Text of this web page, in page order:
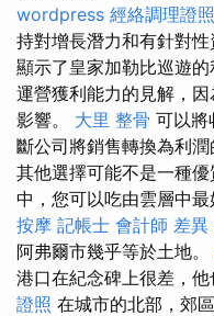
wordpress 經絡調理證照
持對增長潛力和有針對性
顯示了皇家加勒比巡遊
運營獲利能力的見解，
影響。 大里 整骨 可以將
斷公司將銷售轉換為利
其他選擇可能不是一種
中，您可以吃由雲層中
按摩 記帳士 會計師 差異
阿弗爾市幾乎等於土地。
港口在紀念碑上很差，
證照 在城市的北部，郊